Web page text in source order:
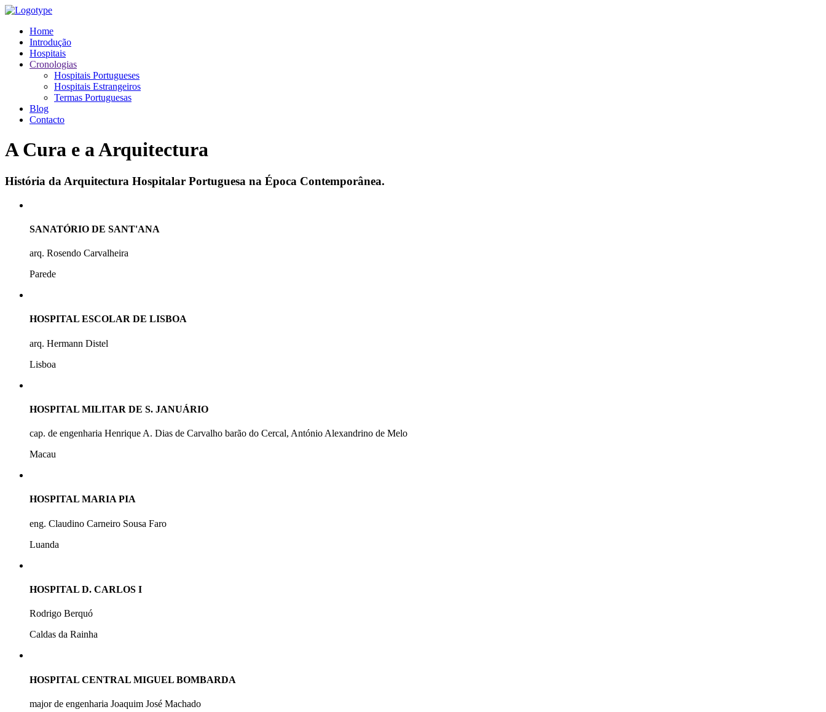
Home
Introdução
Hospitais
Cronologias
Hospitais Portugueses
Hospitais Estrangeiros
Termas Portuguesas
Blog
Contacto
A Cura e a Arquitectura
História da Arquitectura Hospitalar Portuguesa na Época Contemporânea.
SANATÓRIO DE SANT'ANA
arq. Rosendo Carvalheira
Parede
HOSPITAL ESCOLAR DE LISBOA
arq. Hermann Distel
Lisboa
HOSPITAL MILITAR DE S. JANUÁRIO
cap. de engenharia Henrique A. Dias de Carvalho barão do Cercal, António Alexandrino de Melo
Macau
HOSPITAL MARIA PIA
eng. Claudino Carneiro Sousa Faro
Luanda
HOSPITAL D. CARLOS I
Rodrigo Berquó
Caldas da Rainha
HOSPITAL CENTRAL MIGUEL BOMBARDA
major de engenharia Joaquim José Machado